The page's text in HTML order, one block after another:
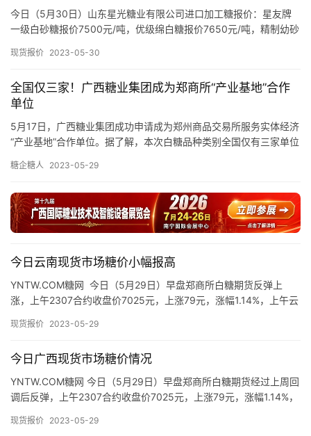
糖
网
众
现
货
报
专
地
区
道
业
今日（5月30日）山东星光糖业有限公司进口加工糖报价：星友牌
一级白砂糖报价7500元/吨，优级绵白糖报价7650元/吨，精制幼砂
现货报价 2023-05-30
全国仅三家！广西糖业集团成为郑商所“产业基地”合作
单位
5月17日，广西糖业集团成功申请成为郑州商品交易所服务实体经济
“产业基地”合作单位。据了解，本次白糖品种类别全国仅有三家单位
糖企糖人 2023-05-29
今日云南现货市场糖价小幅报高
YNTW.COM糖网 今日（5月29日）早盘郑商所白糖期货反弹上
涨，上午2307合约收盘价7025元，上涨79元，涨幅1.14%，上午云
现货报价 2023-05-29
今日广西现货市场糖价情况
YNTW.COM糖网 今日（5月29日）早盘郑商所白糖期货经过上周回
调后反弹，上午2307合约收盘价7025元，上涨79元，涨幅1.14%，
现货报价 2023-05-29